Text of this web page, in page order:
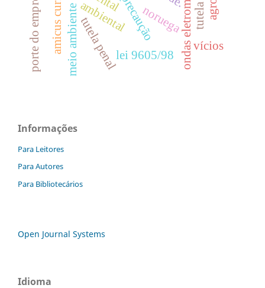
ambiental noruega
meio ambiente
amicus curiae tutela penallei 9605/98
vícios
Informações
Para Leitores
Para Autores
Para Bibliotecários
Open Journal Systems
Idioma